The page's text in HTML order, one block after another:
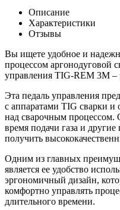
Описание
Характеристики
Отзывы
Вы ищете удобное и
процессом аргонодуговой
управления TIG-REM 3M
Эта педаль управления
с аппаратами TIG сварки и
над сварочным процессом.
время подачи газа и
получить
Одним из главных
является ее удобство
эргономичный дизайн,
комфортно управлять
длительного времени.